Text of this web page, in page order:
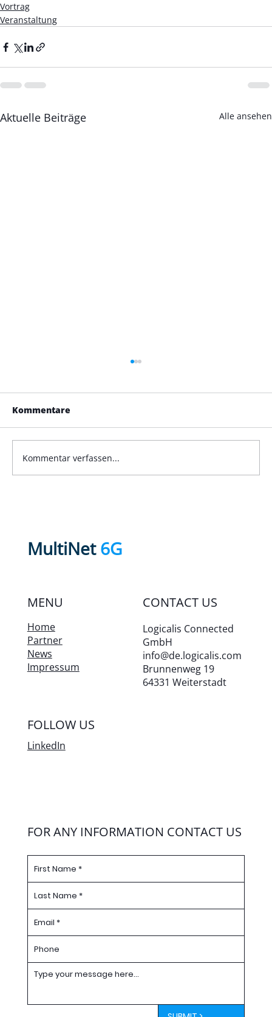
Vortrag
Veranstaltung
Aktuelle Beiträge Alle ansehen
Hannover Messe 2025
Kommentare
Kommentar verfassen...
MultiNet6G
MENU
Home
Partner
News
Impressum
CONTACT US
Logicalis Connected
GmbH
info@de.logicalis.com
Brunnenweg 19
64331 Weiterstadt
FOLLOW US
LinkedIn
FOR ANY INFORMATION CONTACT US